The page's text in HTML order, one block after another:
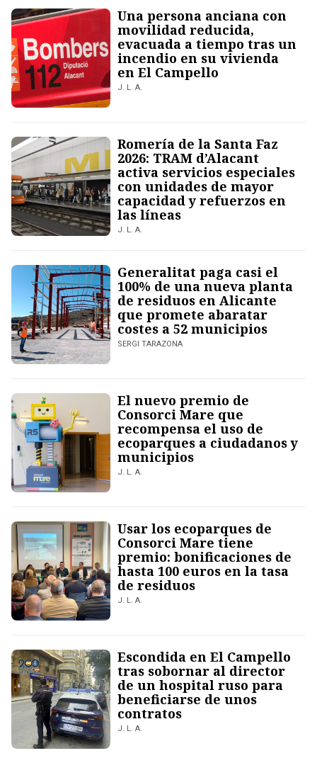
Una persona anciana con
movilidad reducida,
evacuada a tiempo tras un
incendio en su vivienda
en El Campello
J. L. A.
Romería de la Santa Faz
2026: TRAM d’Alacant
activa servicios especiales
con unidades de mayor
capacidad y refuerzos en
las líneas
J. L. A.
Generalitat paga casi el
100% de una nueva planta
de residuos en Alicante
que promete abaratar
costes a 52 municipios
SERGI TARAZONA
El nuevo premio de
Consorci Mare que
recompensa el uso de
ecoparques a ciudadanos y
municipios
J. L. A.
Usar los ecoparques de
Consorci Mare tiene
premio: bonificaciones de
hasta 100 euros en la tasa
de residuos
J. L. A.
Escondida en El Campello
tras sobornar al director
de un hospital ruso para
beneficiarse de unos
contratos
J. L. A.